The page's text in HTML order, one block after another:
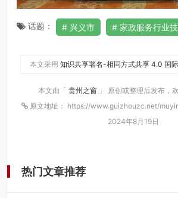
话题： 兴义市 家政服务行业
本文采用 知识共享署名-相同方式共享 4.0 国
本文由「 贵州之窗 」 原创或整理后发布，
原文地址： https://www.guizhouzc.net/
2024年8月19日
热门文章推荐